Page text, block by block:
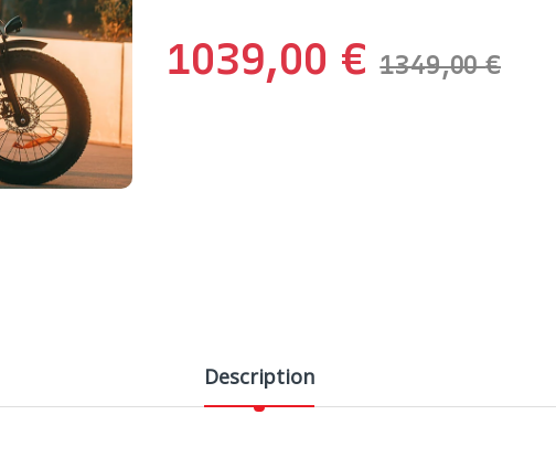
1039,00 € 1349,00€
Description